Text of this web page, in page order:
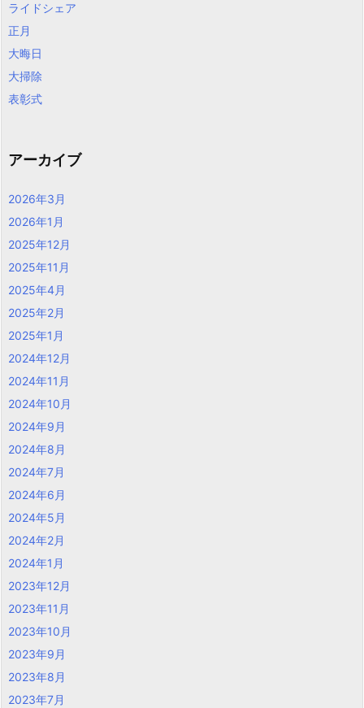
ライドシェア
正月
大晦日
大掃除
表彰式
アーカイブ
2026年3月
2026年1月
2025年12月
2025年11月
2025年4月
2025年2月
2025年1月
2024年12月
2024年11月
2024年10月
2024年9月
2024年8月
2024年7月
2024年6月
2024年5月
2024年2月
2024年1月
2023年12月
2023年11月
2023年10月
2023年9月
2023年8月
2023年7月